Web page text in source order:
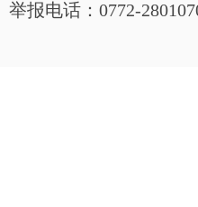
举报电话：0772-